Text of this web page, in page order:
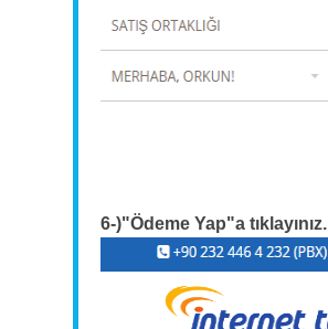
6-)"Ödeme Yap"a tıklayınız.